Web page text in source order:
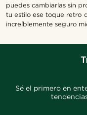
puedes cambiarlas sin
tu estilo ese toque retro
increíblemente seguro
Sé el primero en